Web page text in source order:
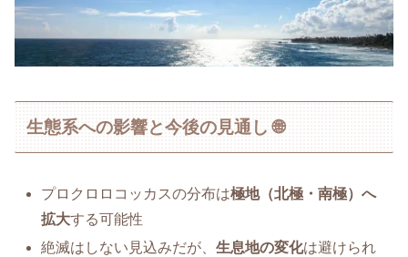
生態系への影響と今後の見通し 🌐
プロクロロコッカスの分布は極地（北極・南極）へ
拡大する可能性
絶滅はしない見込みだが、生息地の変化は避けられ